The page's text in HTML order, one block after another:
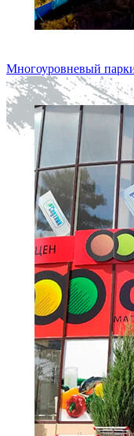
Многоуровневый